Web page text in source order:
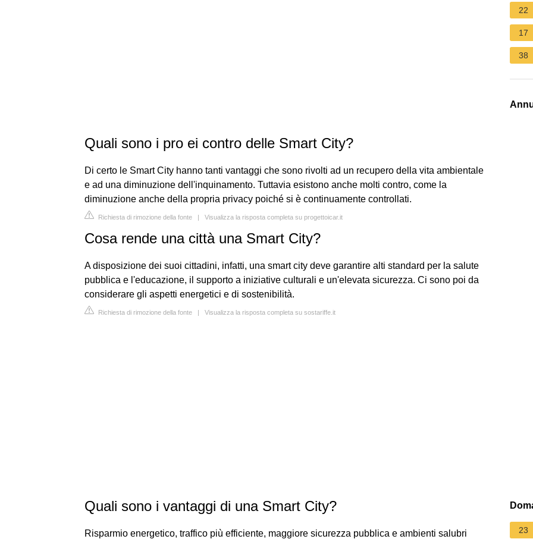
Quali sono i pro ei contro delle Smart City?
Di certo le Smart City hanno tanti vantaggi che sono rivolti ad un recupero della vita ambientale
e ad una diminuzione dell'inquinamento. Tuttavia esistono anche molti contro, come la
diminuzione anche della propria privacy poiché si è continuamente controllati.
Richiesta di rimozione della fonte | Visualizza la risposta completa su progettoicar.it
Cosa rende una città una Smart City?
A disposizione dei suoi cittadini, infatti, una smart city deve garantire alti standard per la salute
pubblica e l'educazione, il supporto a iniziative culturali e un'elevata sicurezza. Ci sono poi da
considerare gli aspetti energetici e di sostenibilità.
Richiesta di rimozione della fonte | Visualizza la risposta completa su sostariffe.it
Quali sono i vantaggi di una Smart City?
Risparmio energetico, traffico più efficiente, maggiore sicurezza pubblica e ambienti salubri
22
17
38
23